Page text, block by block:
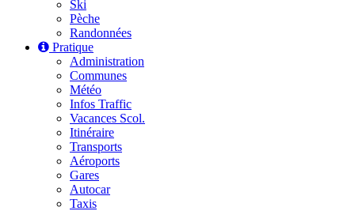
Ski
Pèche
Randonnées
Pratique
Administration
Communes
Météo
Infos Traffic
Vacances Scol.
Itinéraire
Transports
Aéroports
Gares
Autocar
Taxis